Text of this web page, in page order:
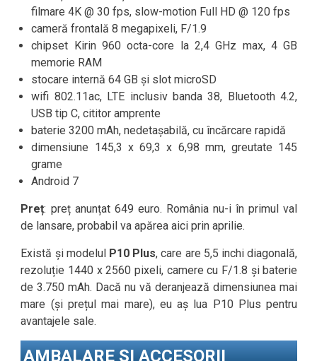
filmare 4K @ 30 fps, slow-motion Full HD @ 120 fps
cameră frontală 8 megapixeli, F/1.9
chipset Kirin 960 octa-core la 2,4 GHz max, 4 GB
memorie RAM
stocare internă 64 GB și slot microSD
wifi 802.11ac, LTE inclusiv banda 38, Bluetooth 4.2,
USB tip C, cititor amprente
baterie 3200 mAh, nedetașabilă, cu încărcare rapidă
dimensiune 145,3 x 69,3 x 6,98 mm, greutate 145
grame
Android 7
Preț: preț anunțat 649 euro. România nu-i în primul val
de lansare, probabil va apărea aici prin aprilie.
Există și modelul P10 Plus, care are 5,5 inchi diagonală,
rezoluție 1440 x 2560 pixeli, camere cu F/1.8 și baterie
de 3.750 mAh. Dacă nu vă deranjează dimensiunea mai
mare (și prețul mai mare), eu aș lua P10 Plus pentru
avantajele sale.
AMBALARE ȘI ACCESORII